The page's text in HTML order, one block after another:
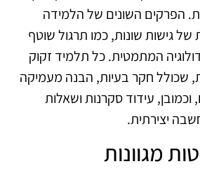
הפרקים השונים של הלמידה
גישות שונות, כמו תרגול שוטף
המתמטית. כל תלמיד זקוק
שכולל חקר בעיות, הבנה מעמיקה
עידוד סקרנות ושאלות
יצירתית.
מגוונות